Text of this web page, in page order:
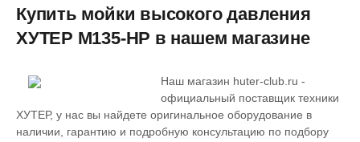
Купить мойки высокого давления
ХУТЕР M135-HP в нашем магазине
Наш магазин huter-club.ru -
официальный поставщик техники
ХУТЕР, у нас вы найдете оригинальное оборудование в
наличии, гарантию и подробную консультацию по подбору